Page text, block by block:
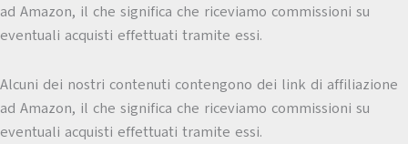
ad Amazon, il che significa che riceviamo commissioni su
eventuali acquisti effettuati tramite essi.
Alcuni dei nostri contenuti contengono dei link di affiliazione
ad Amazon, il che significa che riceviamo commissioni su
eventuali acquisti effettuati tramite essi.